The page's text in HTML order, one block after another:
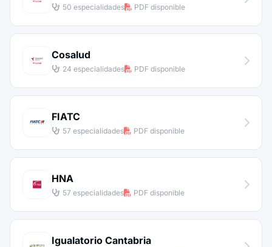
50 especialidades PDF disponible
Cosalud
24 especialidades PDF disponible
FIATC
57 especialidades PDF disponible
HNA
57 especialidades PDF disponible
Igualatorio Cantabria